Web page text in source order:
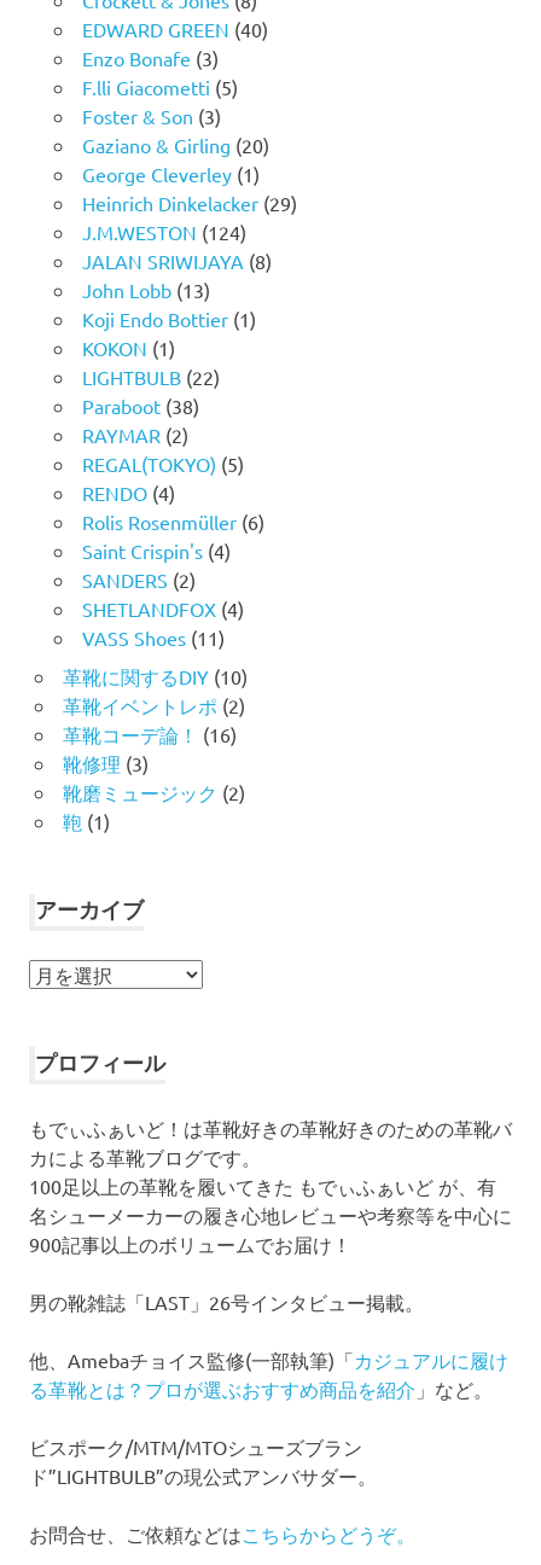
EDWARD GREEN (40)
Enzo Bonafe (3)
F.lli Giacometti (5)
Foster & Son (3)
Gaziano & Girling (20)
George Cleverley(1)
Heinrich Dinkelacker(29)
J.M.WESTON (124)
JALAN SRIWIJAYA (8)
John Lobb(13)
Koji Endo Bottier(1)
KOKON (1)
LIGHTBULB(22)
Paraboot(38)
RAYMAR (2)
REGAL(TOKYO) (5)
RENDO(4)
Rolis Rosenmüller(6)
Saint Crispin's(4)
SANDERS (2)
SHETLANDFOX(4)
VASS Shoes(11)
革靴に関するDIY(10)
革靴イベントレポ (2)
革靴コーデ論！ (16)
靴修理 (3)
靴磨ミュージック (2)
鞄 (1)
アーカイブ
ア
イ
プロフィール
もでぃふぁいど！は革靴好きの革靴好きのための革靴バ
カによる革靴ブログです。
100足以上の革靴を履いてきた もでぃふぁいど が、有
名シューメーカーの履き心地レビューや考察等を中心に
900記事以上のボリュームでお届け！
男の靴雑誌「LAST」26号インタビュー掲載。
他、Amebaチョイス監修(一部執筆)「カジュアルに履け
る革靴とは？プロが選ぶおすすめ商品を紹介 」など。
ビスポーク/MTM/MTOシューズブラン
ド”LIGHTBULB”の現公式アンバサダー。
お問合せ、ご依頼などは こちらからどうぞ。